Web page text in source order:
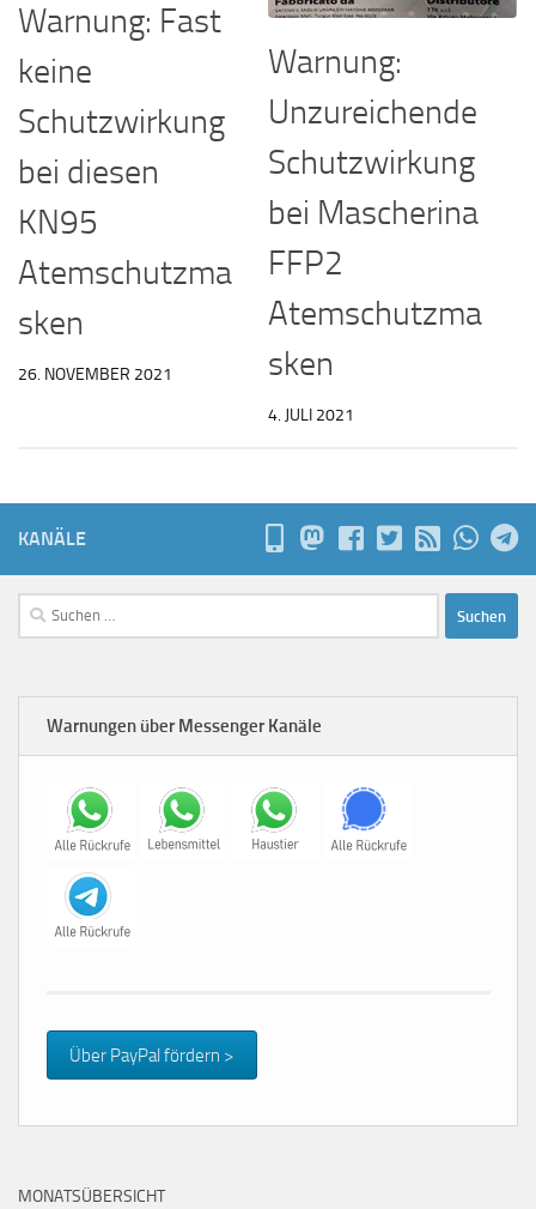
Warnung: Fast
keine
Schutzwirkung
bei diesen
KN95
Atemschutzma
sken
26. NOVEMBER 2021
Warnung:
Unzureichende
Schutzwirkung
bei Mascherina
FFP2
Atemschutzma
sken
4. JULI 2021
KANÄLE
Suchen
nach:
Warnungen über Messenger Kanäle
Über PayPal fördern >
MONATSÜBERSICHT